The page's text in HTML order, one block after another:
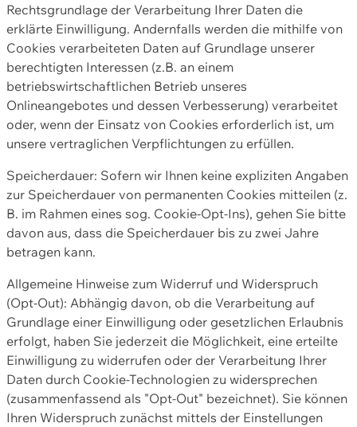
Rechtsgrundlage der Verarbeitung Ihrer Daten die
erklärte Einwilligung. Andernfalls werden die mithilfe von
Cookies verarbeiteten Daten auf Grundlage unserer
berechtigten Interessen (z.B. an einem
betriebswirtschaftlichen Betrieb unseres
Onlineangebotes und dessen Verbesserung) verarbeitet
oder, wenn der Einsatz von Cookies erforderlich ist, um
unsere vertraglichen Verpflichtungen zu erfüllen.
Speicherdauer: Sofern wir Ihnen keine expliziten Angaben
zur Speicherdauer von permanenten Cookies mitteilen (z.
B. im Rahmen eines sog. Cookie-Opt-Ins), gehen Sie bitte
davon aus, dass die Speicherdauer bis zu zwei Jahre
betragen kann.
Allgemeine Hinweise zum Widerruf und Widerspruch
(Opt-Out): Abhängig davon, ob die Verarbeitung auf
Grundlage einer Einwilligung oder gesetzlichen Erlaubnis
erfolgt, haben Sie jederzeit die Möglichkeit, eine erteilte
Einwilligung zu widerrufen oder der Verarbeitung Ihrer
Daten durch Cookie-Technologien zu widersprechen
(zusammenfassend als "Opt-Out" bezeichnet). Sie können
Ihren Widerspruch zunächst mittels der Einstellungen